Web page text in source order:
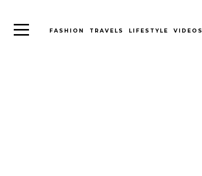
FASHION TRAVELS LIFESTYLE VIDEOS